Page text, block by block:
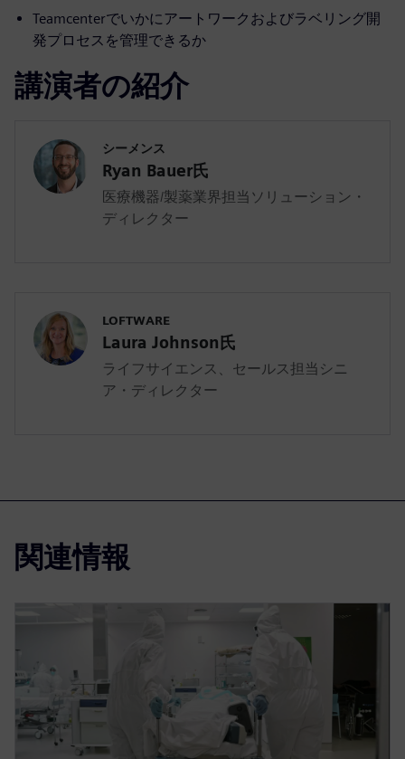
Teamcenterでいかにアートワークおよびラベリング開
発プロセスを管理できるか
講演者の紹介
シーメンス
Ryan Bauer氏
医療機器/製薬業界担当ソリューション・
ディレクター
LOFTWARE
Laura Johnson氏
ライフサイエンス、セールス担当シニ
ア・ディレクター
関連情報